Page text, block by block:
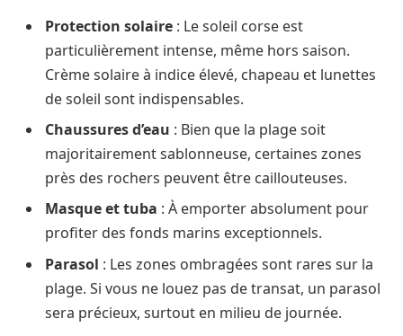
Protection solaire : Le soleil corse est
particulièrement intense, même hors saison.
Crème solaire à indice élevé, chapeau et lunettes
de soleil sont indispensables.
Chaussures d’eau : Bien que la plage soit
majoritairement sablonneuse, certaines zones
près des rochers peuvent être caillouteuses.
Masque et tuba : À emporter absolument pour
profiter des fonds marins exceptionnels.
Parasol : Les zones ombragées sont rares sur la
plage. Si vous ne louez pas de transat, un parasol
sera précieux, surtout en milieu de journée.